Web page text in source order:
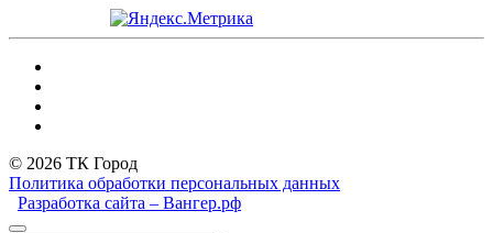
© 2026 ТК Город
Политика обработки персональных данных
Разработка сайта – Вангер.рф